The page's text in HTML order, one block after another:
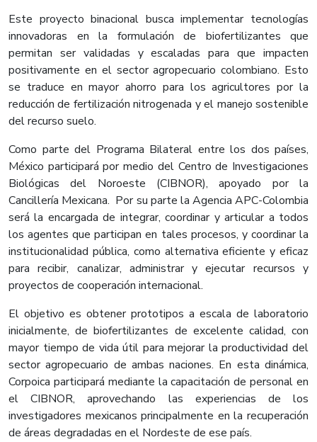
Este proyecto binacional busca implementar tecnologías
innovadoras en la formulación de biofertilizantes que
permitan ser validadas y escaladas para que impacten
positivamente en el sector agropecuario colombiano. Esto
se traduce en mayor ahorro para los agricultores por la
reducción de fertilización nitrogenada y el manejo sostenible
del recurso suelo.
Como parte del Programa Bilateral entre los dos países,
México participará por medio del Centro de Investigaciones
Biológicas del Noroeste (CIBNOR), apoyado por la
Cancillería Mexicana. Por su parte la Agencia APC-Colombia
será la encargada de integrar, coordinar y articular a todos
los agentes que participan en tales procesos, y coordinar la
institucionalidad pública, como alternativa eficiente y eficaz
para recibir, canalizar, administrar y ejecutar recursos y
proyectos de cooperación internacional.
El objetivo es obtener prototipos a escala de laboratorio
inicialmente, de biofertilizantes de excelente calidad, con
mayor tiempo de vida útil para mejorar la productividad del
sector agropecuario de ambas naciones. En esta dinámica,
Corpoica participará mediante la capacitación de personal en
el CIBNOR, aprovechando las experiencias de los
investigadores mexicanos principalmente en la recuperación
de áreas degradadas en el Nordeste de ese país.